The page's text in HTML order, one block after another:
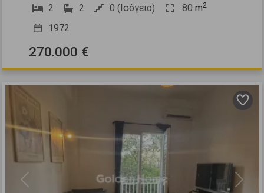
2
2 0 (Ισόγειο) 80 m2
1972
270.000 €
Previous Next